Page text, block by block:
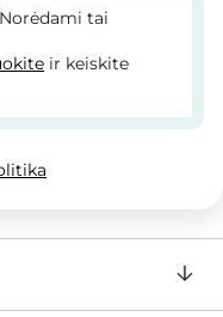
Norėdami tai
ir keiskite